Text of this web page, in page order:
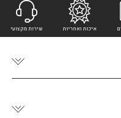
איכות ואחריות שירות מקצועי